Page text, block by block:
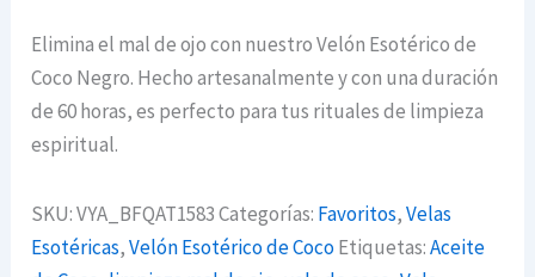
cantidad
Elimina el mal de ojo con nuestro Velón Esotérico de
Coco Negro. Hecho artesanalmente y con una duración
de 60 horas, es perfecto para tus rituales de limpieza
espiritual.
SKU:VYA_BFQAT1583Categorías: Favoritos,Velas
Esotéricas,Velón Esotérico de CocoEtiquetas:Aceite